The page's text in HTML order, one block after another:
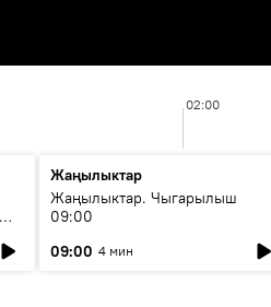
02:00
Жаңылыктар
Жаңылыктар. Чыгарылыш
09:00
09:00 4 мин